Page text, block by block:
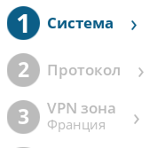
1 Cистема ›
2 Протокол ›
3 VPN зона
Франция ›